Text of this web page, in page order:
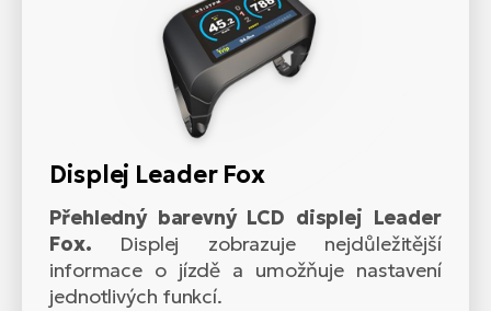
Displej Leader Fox
Přehledný barevný LCD displej Leader
Fox. Displej zobrazuje nejdůležitější
informace o jízdě a umožňuje nastavení
jednotlivých funkcí.